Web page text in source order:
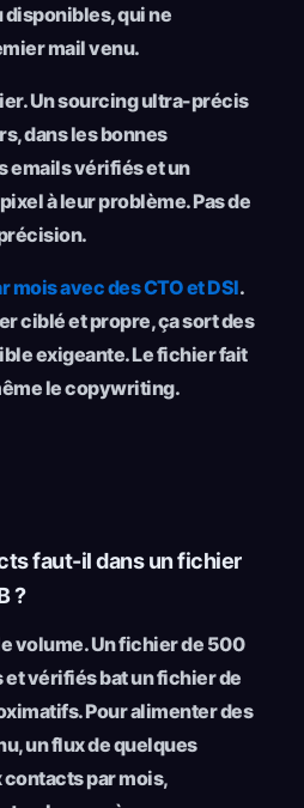
qui ne
mail venu.
Un sourcing ultra-précis
dans les bonnes
emails vérifiés et un
à leur problème. Pas de
mois avec des CTO et DSI.
ciblé et propre, ça sort des
exigeante. Le fichier fait
le copywriting.
faut-il dans un fichier
?
volume. Un fichier de 500
vérifiés bat un fichier de
Pour alimenter des
un flux de quelques
par mois,